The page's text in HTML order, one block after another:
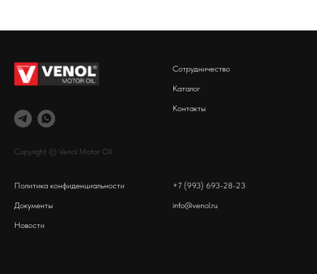
Copyright © Venol Motor Oil
Сотрудничество
Каталог
Контакты
Политика конфиденциальности
Документы
Новости
+7 (993) 693-28-23
info@venol.ru